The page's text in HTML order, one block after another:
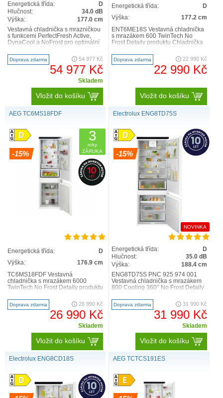
Energetická třída:
D
Hlučnost:
34.0 dB
Výška:
177.0 cm
Vestavná chladnička s mrazničkou
s funkcemi PerfectFresh Active,
DynaCool a NoFrost pro optimální
aktivnímu zvlhč..
Doprava zdarma 54 977 Kč
54 977 Kč
Skladem
Vložit do košíku
Energetická třída:
D
Výška:
177.2 cm
ENT6ME18S Vestavná chladnička
s mrazákem 600 TwinTech No
Frost Detaily produktu Chladnička
TwinTech® No Frost uchová..
Doprava zdarma 22 990 Kč
22 990 Kč
Vložit do košíku
AEG TC6MS18FDF
-15%
3
roky
ZÁRUKA
Energetická třída:
D
Výška:
176.9 cm
TC6MS18FDF Vestavná
chladnička s mrazákem 6000
TwinTech No Frost Detaily produktu
Představujeme vám naši
chladničku s ..
Doprava zdarma 26 990 Kč
26 990 Kč
Skladem
Vložit do košíku
Electrolux ENG8TD75S
-15%
NOVINKA
Energetická třída:
D
Hlučnost:
35.0 dB
Výška:
188.4 cm
ENG8TD75S PNC 925 974 001
Vestavná chladnička s mrazákem
800 Cooling 360° No Frost Detaily
800 No Frost Green..
Doprava zdarma 31 990 Kč
31 990 Kč
Skladem
Vložit do košíku
Electrolux ENG8CD18S AEG TCTCS191ES